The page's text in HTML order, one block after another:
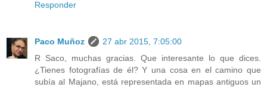
Responder
Paco Muñoz
27 abr 2015, 7:05:00
R Saco, muchas gracias. Que interesante lo que dices.
¿Tienes fotografías de él? Y una cosa en el camino que
subía al Majano, está representada en mapas antiguos un